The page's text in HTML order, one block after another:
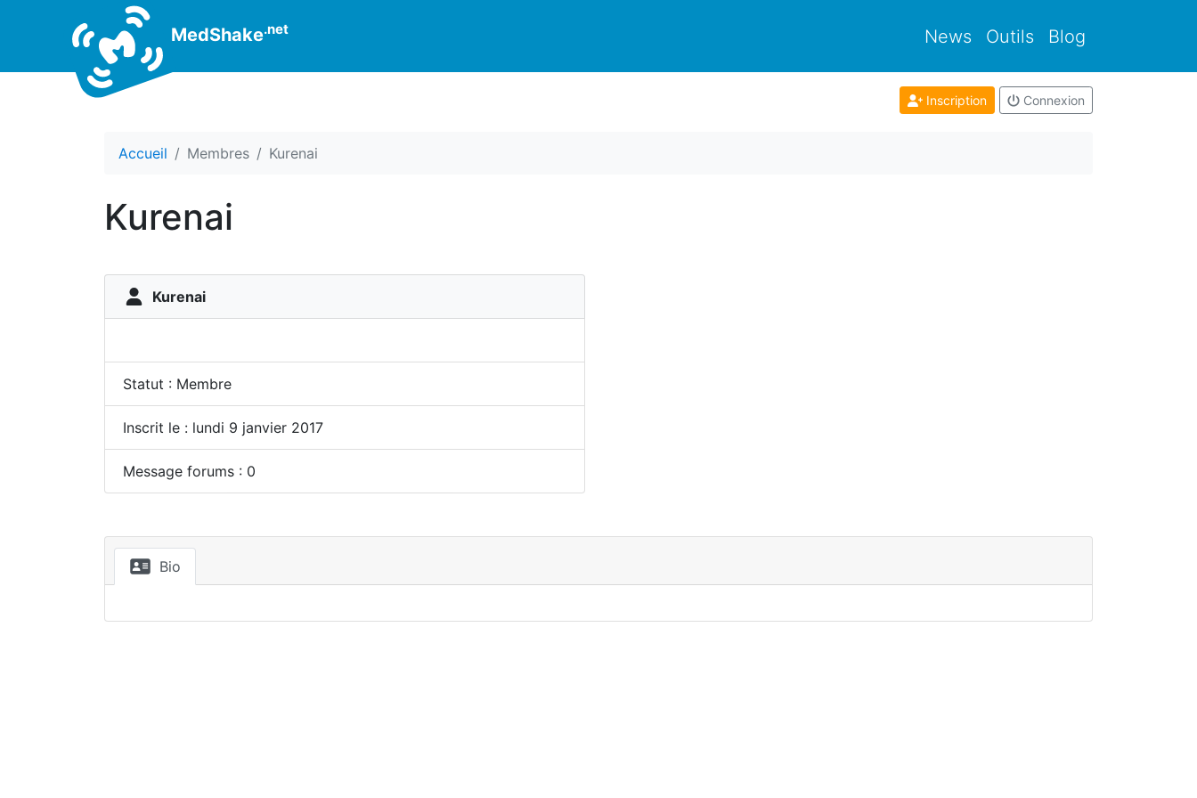
MedShake.net News Outils Blog
Inscription Connexion
Accueil Membres Kurenai
Kurenai
Kurenai
Statut : Membre
Inscrit le : lundi 9 janvier 2017
Message forums : 0
Bio